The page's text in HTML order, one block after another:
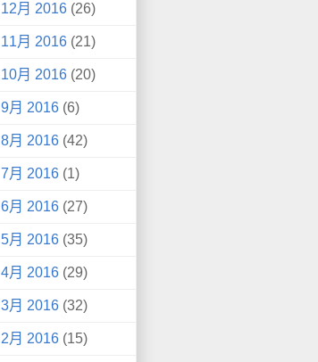
12月 2016 (26)
11月 2016 (21)
10月 2016 (20)
9月 2016 (6)
8月 2016 (42)
7月 2016 (1)
6月 2016 (27)
5月 2016 (35)
4月 2016 (29)
3月 2016 (32)
2月 2016 (15)